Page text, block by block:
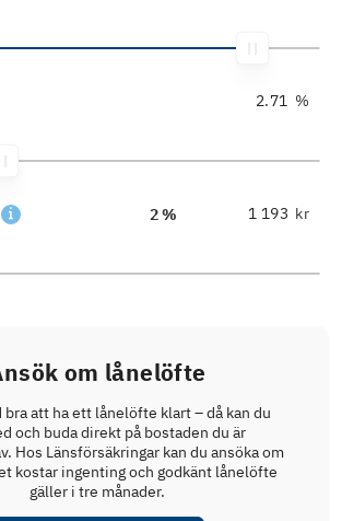
%
2 % kr
om lånelöfte
bra att ha ett lånelöfte klart – då kan du
och buda direkt på bostaden du är
Hos Länsförsäkringar kan du ansöka om
kostar ingenting och godkänt lånelöfte
gäller i tre månader.